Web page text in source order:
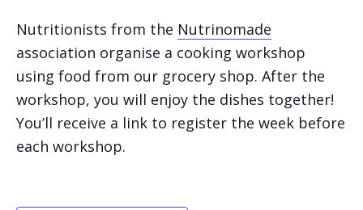
Nutritionists from the Nutrinomade
association organise a cooking workshop
using food from our grocery shop. After the
workshop, you will enjoy the dishes together!
You’ll receive a link to register the week before
each workshop.